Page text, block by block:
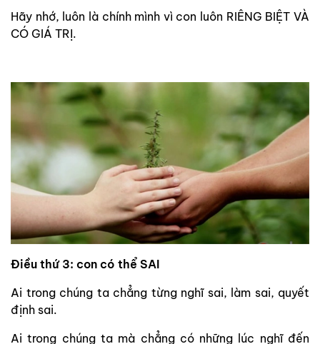
Hãy nhớ, luôn là chính mình vì con luôn RIÊNG BIỆT VÀ
CÓ GIÁ TRỊ.
Điều thứ 3: con có thể SAI
Ai trong chúng ta chẳng từng nghĩ sai, làm sai, quyết
định sai.
Ai trong chúng ta mà chẳng có những lúc nghĩ đến